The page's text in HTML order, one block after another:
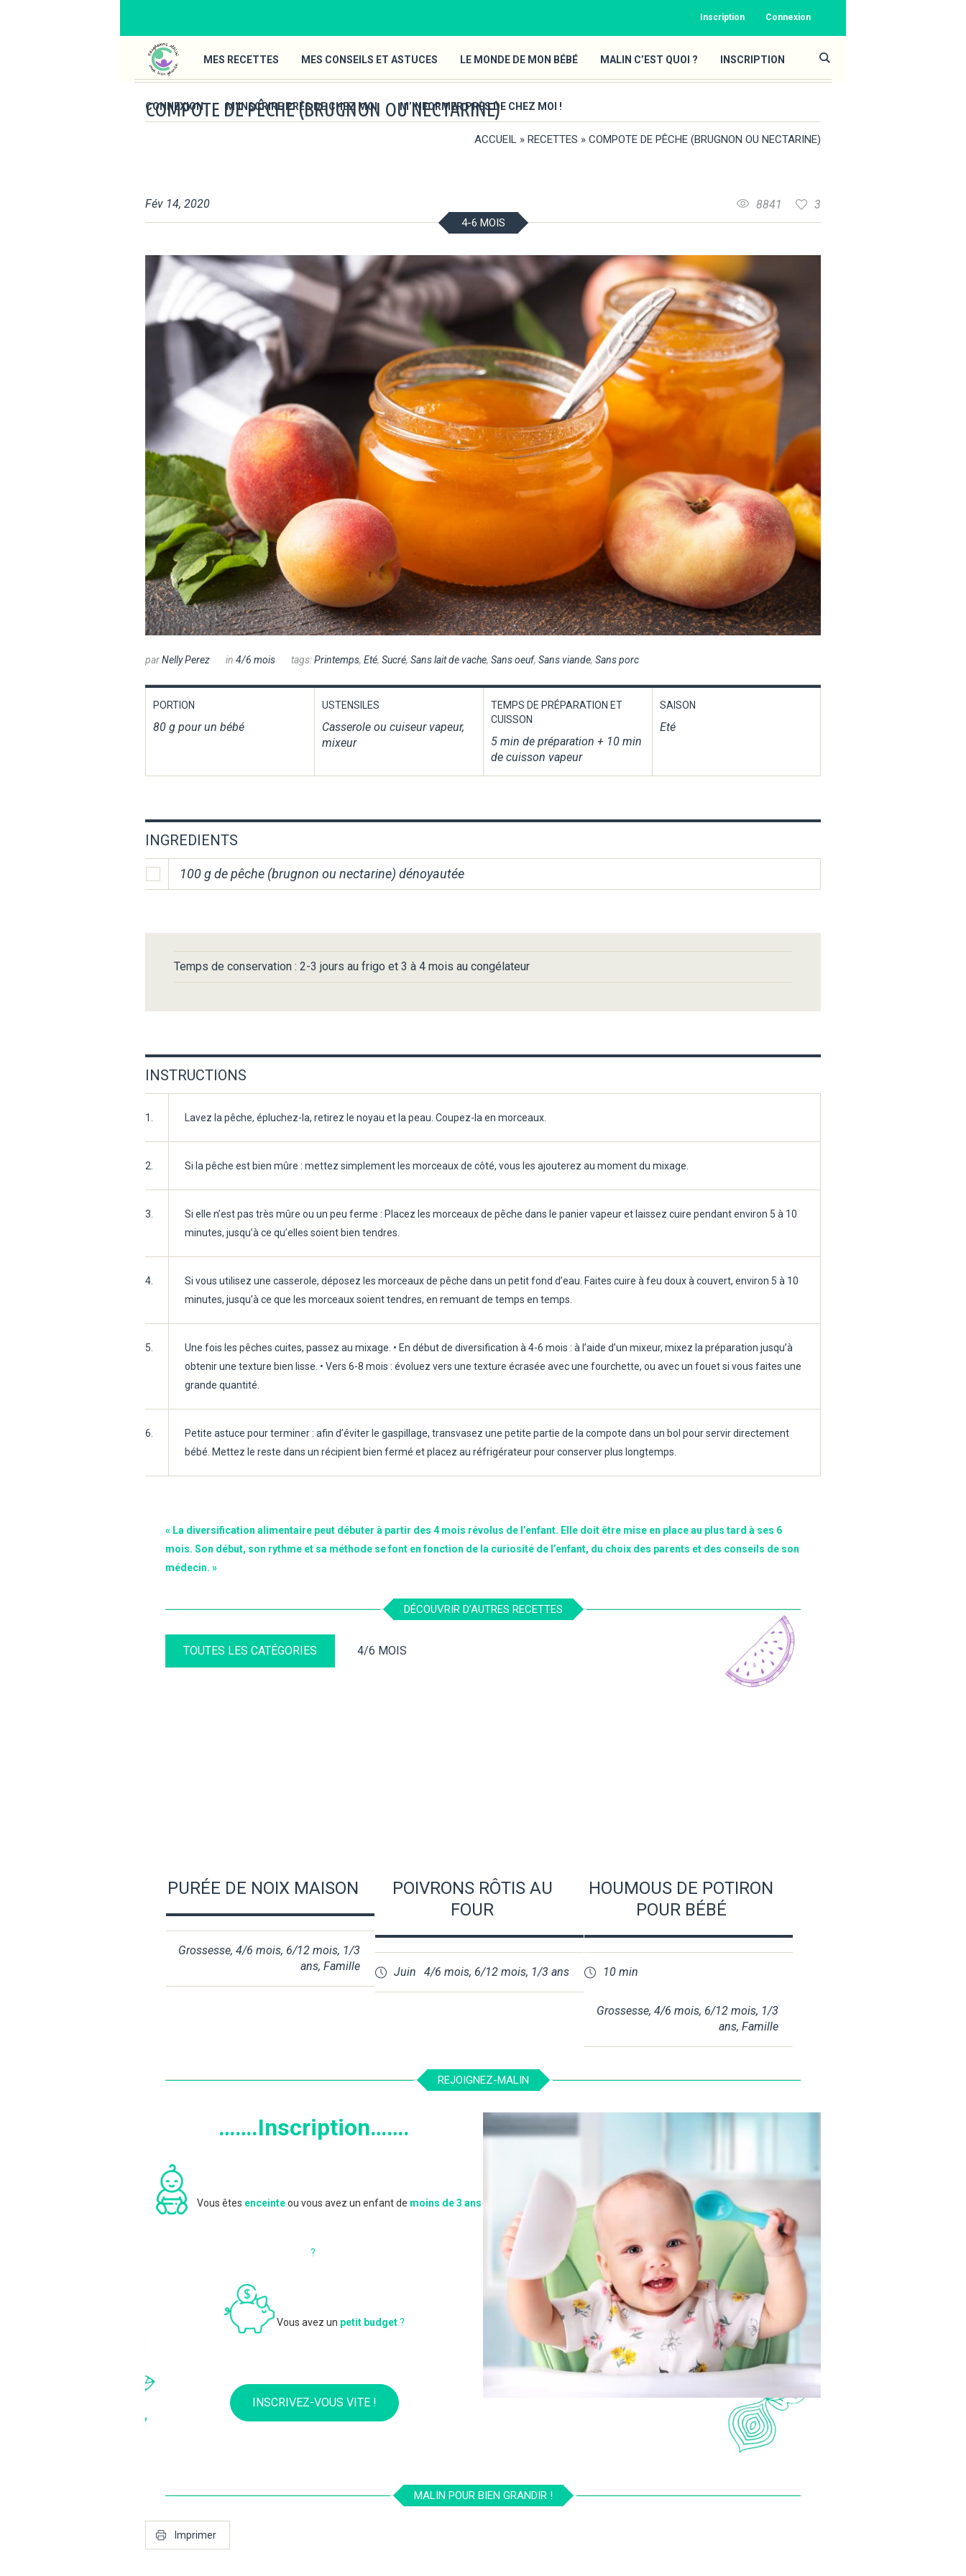
Inscription Connexion
MES RECETTES MES CONSEILS ET ASTUCES LE MONDE DE MON BÉBÉ MALIN C’EST QUOI ? INSCRIPTION
CONNEXION M’INSCRIRE PRÈS DE CHEZ MOI M’INFORMER PRÈS DE CHEZ MOI !
COMPOTE DE PÊCHE (BRUGNON OU NECTARINE)
ACCUEIL » RECETTES » COMPOTE DE PÊCHE (BRUGNON OU NECTARINE)
Fév 14, 2020 3
8841
4-6 MOIS
parNelly Perez in 4/6 mois tags:Printemps, Eté, Sucré, Sans lait de vache, Sans oeuf, Sans viande, Sans porc
PORTION
80 g pour un bébé
USTENSILES
Casserole ou cuiseur vapeur,
mixeur
TEMPS DE PRÉPARATION ET
CUISSON
5 min de préparation + 10 min
de cuisson vapeur
SAISON
Eté
INGREDIENTS
100 g de pêche (brugnon ou nectarine) dénoyautée
Temps de conservation : 2-3 jours au frigo et 3 à 4 mois au congélateur
INSTRUCTIONS
1. Lavez la pêche, épluchez-la, retirez le noyau et la peau. Coupez-la en morceaux.
2. Si la pêche est bien mûre : mettez simplement les morceaux de côté, vous les ajouterez au moment du mixage.
3.
Si elle n’est pas très mûre ou un peu ferme : Placez les morceaux de pêche dans le panier vapeur et laissez cuire pendant environ 5 à 10
minutes, jusqu’à ce qu’elles soient bien tendres.
4.
Si vous utilisez une casserole, déposez les morceaux de pêche dans un petit fond d’eau. Faites cuire à feu doux à couvert, environ 5 à 10
minutes, jusqu’à ce que les morceaux soient tendres, en remuant de temps en temps.
5.
Une fois les pêches cuites, passez au mixage. • En début de diversification à 4-6 mois : à l’aide d’un mixeur, mixez la préparation jusqu’à
obtenir une texture bien lisse. • Vers 6-8 mois : évoluez vers une texture écrasée avec une fourchette, ou avec un fouet si vous faites une
grande quantité.
6.
Petite astuce pour terminer : afin d’éviter le gaspillage, transvasez une petite partie de la compote dans un bol pour servir directement
bébé. Mettez le reste dans un récipient bien fermé et placez au réfrigérateur pour conserver plus longtemps.
« La diversification alimentaire peut débuter à partir des 4 mois révolus de l’enfant. Elle doit être mise en place au plus tard à ses 6
mois. Son début, son rythme et sa méthode se font en fonction de la curiosité de l’enfant, du choix des parents et des conseils de son
médecin. »
DÉCOUVRIR D’AUTRES RECETTES
TOUTES LES CATÉGORIES 4/6 MOIS
PURÉE DE NOIX MAISON
Grossesse,4/6 mois, 6/12 mois, 1/3
ans,Famille
POIVRONS RÔTIS AU
FOUR
Juin 4/6 mois, 6/12 mois, 1/3 ans
HOUMOUS DE POTIRON
POUR BÉBÉ
10 min
Grossesse, 4/6 mois, 6/12 mois, 1/3
ans, Famille
REJOIGNEZ-MALIN
…….Inscription…….
Vous êtes enceinteou vous avez un enfant de moins de 3 ans
?
Vous avez un petit budget?
INSCRIVEZ-VOUS VITE !
MALIN POUR BIEN GRANDIR !
Imprimer